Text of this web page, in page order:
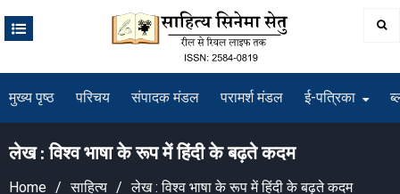
मुख्य पृष्ठ परिचय संपादक मंडल परामर्श मंडल ई-पत्रिका
लेख : विश्व भाषा के रूप में हिंदी के बढ़ते कदम
Home साहित्य लेख : विश्व भाषा के रूप में हिंदी के बढ़ते कदम